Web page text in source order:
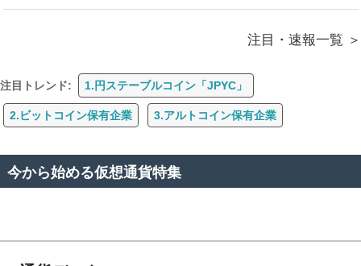
注目・速報一覧
注目トレンド: 1.円ステーブルコイン「JPYC」
2.ビットコイン保有企業 3.アルトコイン保有企業
今から始める仮想通貨特集